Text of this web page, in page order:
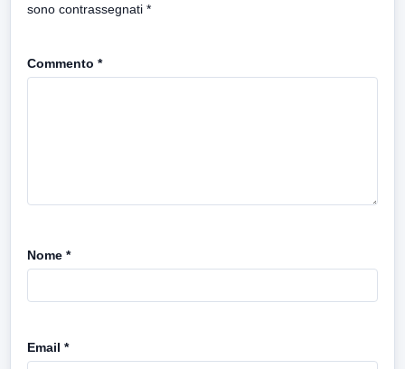
sono contrassegnati *
Commento *
Nome *
Email *